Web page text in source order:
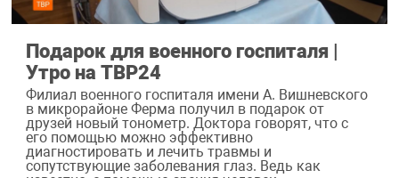
Подарок для военного госпиталя |
Утро на ТВР24
Филиал военного госпиталя имени А. Вишневского
в микрорайоне Ферма получил в подарок от
друзей новый тонометр. Доктора говорят, что с
его помощью можно эффективно
диагностировать и лечить травмы и
сопутствующие заболевания глаз. Ведь как